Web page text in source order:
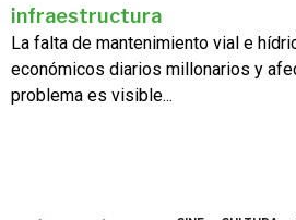
infraestructura
La falta de mantenimiento vial e
económicos diarios millonarios y
problema es visible...